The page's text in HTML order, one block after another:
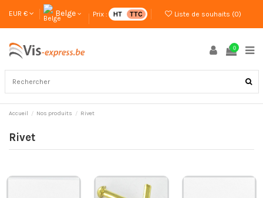
EUR € Belge Prix : HT TTC Liste de souhaits (0)
0
Accueil Nos produits Rivet
Rivet